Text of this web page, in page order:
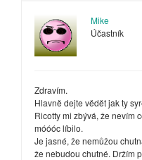
Mike
Účastník
Zdravím.
Hlavně dejte vědět jak ty
Ricotty mi zbývá, že nevím
móóóc líbilo.
Je jasné, že nemůžou
že nebudou chutné. Držím